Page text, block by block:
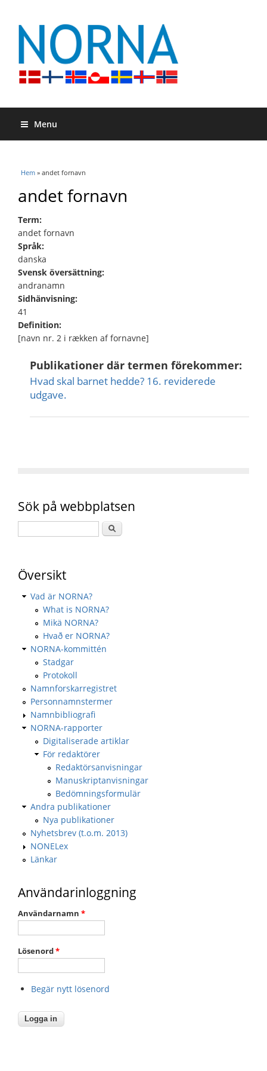
Menu
Du är här
Hem » andet fornavn
andet fornavn
Term:
andet fornavn
Språk:
danska
Svensk översättning:
andranamn
Sidhänvisning:
41
Definition:
[navn nr. 2 i rækken af fornavne]
Publikationer där termen förekommer:
Hvad skal barnet hedde? 16. reviderede
udgave.
Sök på webbplatsen
Översikt
Vad är NORNA?
What is NORNA?
Mikä NORNA?
Hvað er NORNA?
NORNA-kommittén
Stadgar
Protokoll
Namnforskarregistret
Personnamnstermer
Namnbibliografi
NORNA-rapporter
Digitaliserade artiklar
För redaktörer
Redaktörsanvisningar
Manuskriptanvisningar
Bedömningsformulär
Andra publikationer
Nya publikationer
Nyhetsbrev (t.o.m. 2013)
NONELex
Länkar
Användarinloggning
Användarnamn *
Lösenord*
Begär nytt lösenord